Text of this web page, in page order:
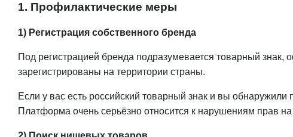
1. Профилактические меры
1) Регистрация собственного бренда
Под регистрацией бренда подразумевается товарный
зарегистрированы на территории страны.
Если у вас есть российский товарный знак и вы
Платформа очень серьёзно относится к нарушениям прав